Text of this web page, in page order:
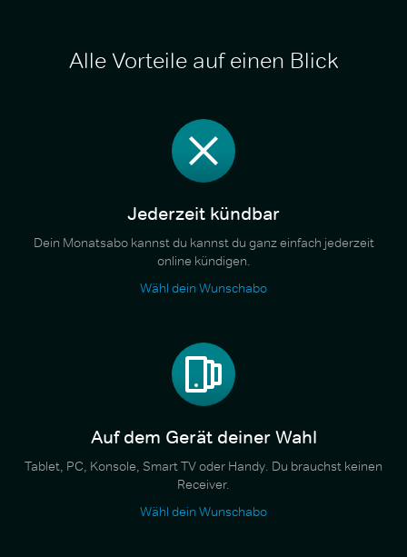
Alle Vorteile auf einen Blick
Jederzeit kündbar
Dein Monatsabo kannst du kannst du ganz einfach jederzeit
online kündigen.
Wähl dein Wunschabo
Auf dem Gerät deiner Wahl
Tablet, PC, Konsole, Smart TV oder Handy. Du brauchst keinen
Receiver.
Wähl dein Wunschabo